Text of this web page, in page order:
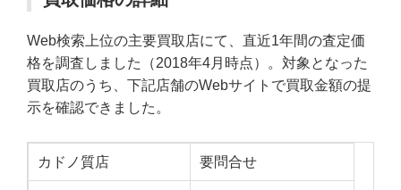
Web検索上位の主要買取店にて、直近1年間の査定価
格を調査しました（2018年4月時点）。対象となった
買取店のうち、下記店舗のWebサイトで買取金額の提
示を確認できました。
カドノ質店 要問合せ